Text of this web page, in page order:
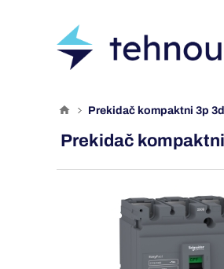
prekidač kompaktni 3p
Prekidač